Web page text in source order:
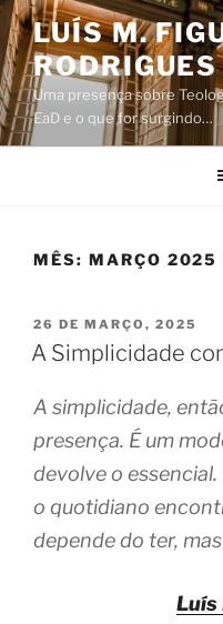
Saltar
para
o
conteúdo
LUÍS M.
RODRIGUES
Uma presença sobre
EaD e o que for surgindo…
MÊS: MARÇO 2025
PUBLICADO
EM
26 DE MARÇO, 2025
A Simplicidade
A simplicidade,
presença. É um
devolve o
o quotidiano
depende do ter,
Luís